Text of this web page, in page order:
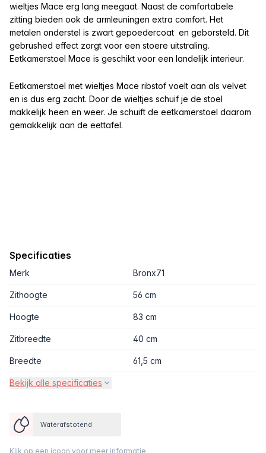
wieltjes Mace erg lang meegaat. Naast de comfortabele
zitting bieden ook de armleuningen extra comfort. Het
metalen onderstel is zwart gepoedercoat en geborsteld. Dit
gebrushed effect zorgt voor een stoere uitstraling.
Eetkamerstoel Mace is geschikt voor een landelijk interieur.
Eetkamerstoel met wieltjes Mace ribstof voelt aan als velvet
en is dus erg zacht. Door de wieltjes schuif je de stoel
makkelijk heen en weer. Je schuift de eetkamerstoel daarom
gemakkelijk aan de eettafel.
Specificaties
Merk Bronx71
Zithoogte 56 cm
Hoogte 83 cm
Zitbreedte 40 cm
Breedte 61,5 cm
Bekijk alle specificaties
Waterafstotend
Klik op een icoon voor meer informatie